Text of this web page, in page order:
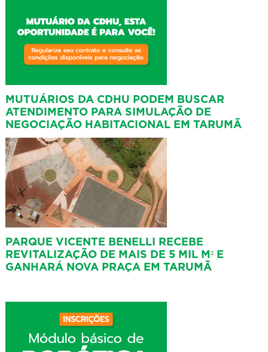
MUTUÁRIOS DA CDHU PODEM BUSCAR
ATENDIMENTO PARA SIMULAÇÃO DE
NEGOCIAÇÃO HABITACIONAL EM TARUMÃ
PARQUE VICENTE BENELLI RECEBE
REVITALIZAÇÃO DE MAIS DE 5 MIL M² E
GANHARÁ NOVA PRAÇA EM TARUMÃ